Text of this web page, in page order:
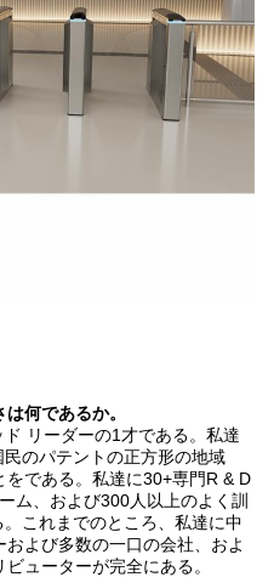
何であるか。
リーダーの1才である。私達
のパテントの正方形の地域
である。私達に30+専門R & D
ム、および300人以上のよく訓
これまでのところ、私達に中
よび多数の一口の会社、およ
ューターが完全にある。